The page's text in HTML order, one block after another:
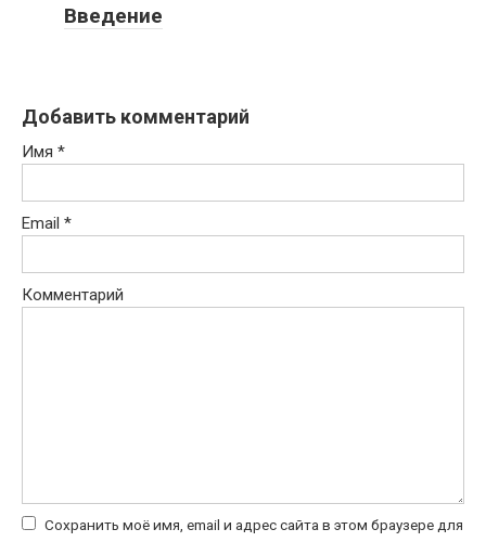
Введение
Добавить комментарий
Имя *
Email *
Комментарий
Сохранить моё имя, email и адрес сайта в этом браузере для